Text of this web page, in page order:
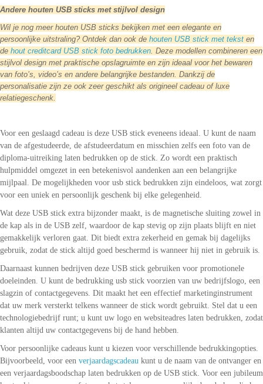
Andere houten USB sticks met stijlvol design
Wil je nog meer houten USB sticks bekijken met een elegante en
persoonlijke uitstraling? Ontdek dan ook de houten USB stick met tekst en
de hout creditcard USB stick foto bedrukken. Deze modellen combineren een
stijlvol design met praktische opslagruimte en zijn ideaal voor het bewaren
van foto’s, video’s en andere belangrijke bestanden. Dankzij de
personalisatie zijn ze ook zeer geschikt als origineel cadeau of luxe
relatiegeschenk.
Voor een geslaagd cadeau is deze USB stick eveneens ideaal. U kunt de naam
van de afgestudeerde, de afstudeerdatum en misschien zelfs een foto van de
diploma-uitreiking laten bedrukken op de stick. Zo wordt een praktisch
hulpmiddel omgezet in een betekenisvol aandenken aan een belangrijke
mijlpaal. De mogelijkheden voor usb stick bedrukken zijn eindeloos, wat zorgt
voor een uniek en persoonlijk geschenk bij elke gelegenheid.
Wat deze USB stick extra bijzonder maakt, is de magnetische sluiting zowel in
de kap als in de USB zelf, waardoor de kap stevig op zijn plaats blijft en niet
gemakkelijk verloren gaat. Dit biedt extra zekerheid en gemak bij dagelijks
gebruik, zodat de stick altijd goed beschermd is wanneer hij niet in gebruik is.
Daarnaast kunnen bedrijven deze USB stick gebruiken voor promotionele
doeleinden. U kunt de bedrukking usb stick voorzien van uw bedrijfslogo, een
slagzin of contactgegevens. Dit maakt het een effectief marketinginstrument
dat uw merk versterkt telkens wanneer de stick wordt gebruikt. Stel dat u een
technologiebedrijf runt; u kunt uw logo en websiteadres laten bedrukken, zodat
klanten altijd uw contactgegevens bij de hand hebben.
Voor persoonlijke cadeaus kunt u kiezen voor verschillende bedrukkingopties.
Bijvoorbeeld, voor een verjaardagscadeau kunt u de naam van de ontvanger en
een verjaardagsboodschap laten bedrukken op de USB stick. Voor een jubileum